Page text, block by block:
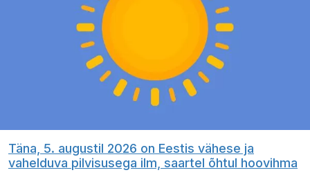
Täna, 5. augustil 2026 on Eestis vähese ja
vahelduva pilvisusega ilm, saartel õhtul hoovihma